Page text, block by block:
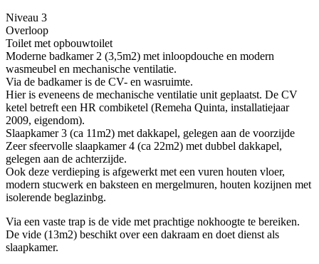
Niveau 3
Overloop
Toilet met opbouwtoilet
Moderne badkamer 2 (3,5m2) met inloopdouche en modern
wasmeubel en mechanische ventilatie.
Via de badkamer is de CV- en wasruimte.
Hier is eveneens de mechanische ventilatie unit geplaatst. De CV
ketel betreft een HR combiketel (Remeha Quinta, installatiejaar
2009, eigendom).
Slaapkamer 3 (ca 11m2) met dakkapel, gelegen aan de voorzijde
Zeer sfeervolle slaapkamer 4 (ca 22m2) met dubbel dakkapel,
gelegen aan de achterzijde.
Ook deze verdieping is afgewerkt met een vuren houten vloer,
modern stucwerk en baksteen en mergelmuren, houten kozijnen met
isolerende beglazinbg.
Via een vaste trap is de vide met prachtige nokhoogte te bereiken.
De vide (13m2) beschikt over een dakraam en doet dienst als
slaapkamer.